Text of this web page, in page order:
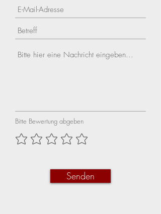
Bitte Bewertung abgeben
Senden